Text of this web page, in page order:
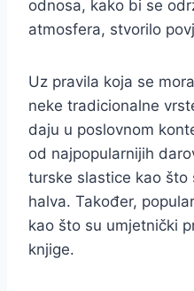
odnosa, kako bi se
atmosfera, stvorilo
Uz pravila koja se
neke tradicionalne
daju u poslovnom
od najpopularnijih
turske slastice kao što
halva. Također,
kao što su umjetnički
knjige.